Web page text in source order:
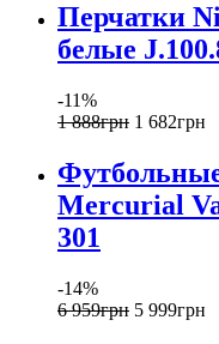
Перчатки
белые
-11%
1 888грн 1 682грн
Mercurial
301
-14%
6 959грн 5 999грн